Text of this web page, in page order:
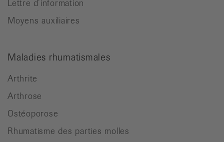
Lettre d’information
Moyens auxiliaires
Maladies rhumatismales
Arthrite
Arthrose
Ostéoporose
Rhumatisme des parties molles